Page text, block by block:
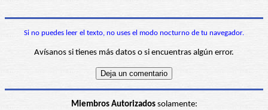
Si no puedes leer el texto, no uses el modo nocturno de tu navegador.
Avísanos si tienes más datos o si encuentras algún error.
Miembros Autorizadossolamente: